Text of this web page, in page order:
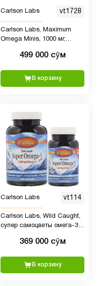
Carlson Labs vt1728
Carlson Labs, Maximum
Omega Minis, 1000 мг,
капсул499 000 сӯм
В корзину
Carlson Labs vt114
Carlson Labs, Wild Caught,
супер самоцветы омега-3,
таблеток369 000 сӯм
В корзину